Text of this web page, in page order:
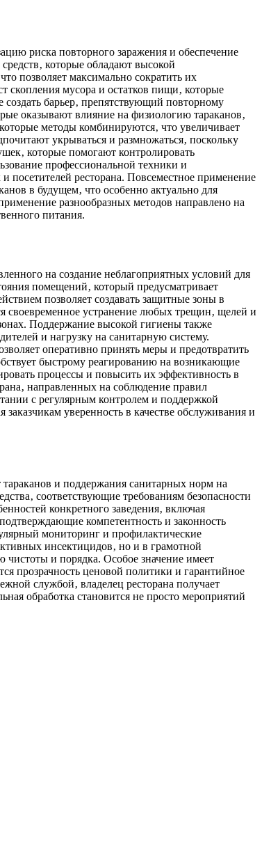
риска повторного заражения и обеспечение
которые обладают высокой
позволяет максимально сократить их
скопления мусора и остатков пищи‚ которые
барьер‚ препятствующий повторному
оказывают влияние на физиологию тараканов‚
методы комбинируются‚ что увеличивает
укрываться и размножаться‚ поскольку
которые помогают контролировать
профессиональной техники и
посетителей ресторана. Повсеместное применение
в будущем‚ что особенно актуально для
разнообразных методов направлено на
питания.
на создание неблагоприятных условий для
помещений‚ который предусматривает
позволяет создавать защитные зоны в
своевременное устранение любых трещин‚ щелей и
Поддержание высокой гигиены также
и нагрузку на санитарную систему.
оперативно принять меры и предотвратить
быстрому реагированию на возникающие
процессы и повысить их эффективность в
направленных на соблюдение правил
с регулярным контролем и поддержкой
уверенность в качестве обслуживания и
и поддержания санитарных норм на
соответствующие требованиям безопасности
конкретного заведения‚ включая
компетентность и законность
мониторинг и профилактические
инсектицидов‚ но и в грамотной
чистоты и порядка. Особое значение имеет
прозрачность ценовой политики и гарантийное
службой‚ владелец ресторана получает
обработка становится не просто мероприятий